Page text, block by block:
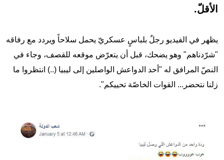
الأقلّ.
يظهر في الفيديو رجلٌ بلباسٍ عسكريّ يحمل سلاحاً ويردد مع رفاقه
"شرّدناهم" وهو يضحك، قبل أن يتعرّض موقعه للقصف، وجاء في
النصّ المرافق له "أحد الدواعش الواصلين إلى ليبيا (..) انتظروا ما
زلنا نتحضر... القوات الخاصّة تحييكم".
Image